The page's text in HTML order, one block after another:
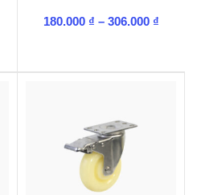
180.000 ₫ – 306.000 ₫